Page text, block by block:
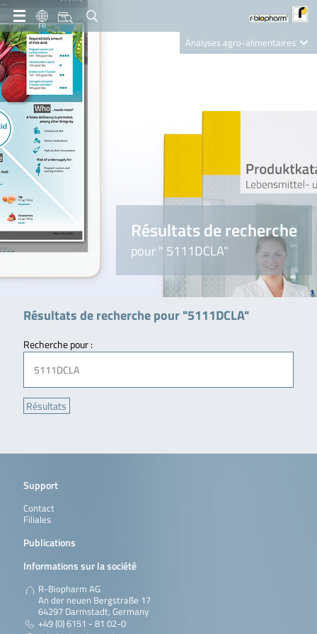
FR
Analyses agro-alimentaires
Nutrition Care
Résultats de recherche
pour " 5111DCLA"
Résultats de recherche pour "5111DCLA"
Recherche pour :
Support
Contact
Filiales
Publications
Informations sur la société
R-Biopharm AG
An der neuen Bergstraße 17
64297 Darmstadt, Germany
+49 (0) 6151 - 81 02-0